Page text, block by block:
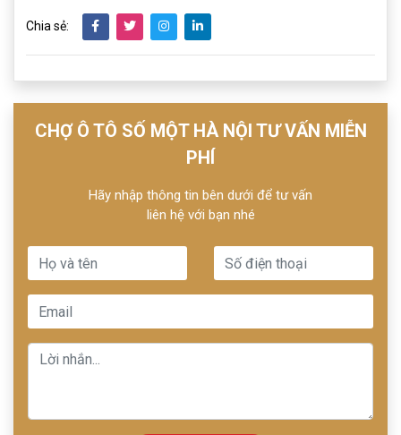
Chia sẻ:
CHỢ Ô TÔ SỐ MỘT HÀ NỘI TƯ VẤN MIỄN
PHÍ
Hãy nhập thông tin bên dưới để tư vấn
liên hệ với bạn nhé